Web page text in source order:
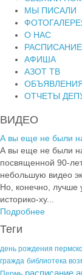
МЫ ПИСАЛИ
О НАС
АФИША
АЗОТ ТВ
ОТЧЕТЫ
ВИДЕО
А вы еще не были
А вы еще не были
посвященной 90-
небольшую видео
Но, конечно, лучше
историко-ху...
Подробнее
Теги
день рождения
гражда библиотека